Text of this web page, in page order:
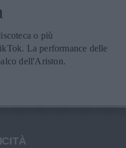
o più
La performance delle
dell'Ariston.